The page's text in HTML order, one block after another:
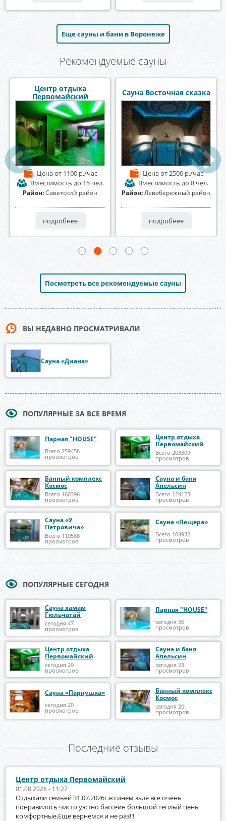
Еще сауны и бани в Воронеже
Рекомендуемые сауны
СПА комплекс СолеМио
Ценаот 2500 р./час
Вместимость до 20 чел.
Район:Центральный район
подробнее
Сауна Эдесса
Ценаот 600 р./час
Вместимость до 12 чел.
Район:Коминтерновский
подробнее
Посмотреть все рекомендуемые сауны
ВЫ НЕДАВНО ПРОСМАТРИВАЛИ
Сауна «Диана»
ПОПУЛЯРНЫЕ ЗА ВСЕ ВРЕМЯ
Парная "HOUSE"
Всего 259458
просмотров
Центр отдыха
Первомайский
Всего 203309
просмотров
Банный комплекс
Космос
Всего 160396
просмотров
Сауна и баня
Апельсин
Всего 124123
просмотров
Сауна «У
Петровича»
Всего 110588
просмотров
Сауна «Пещера»
Всего 104932
просмотров
ПОПУЛЯРНЫЕ СЕГОДНЯ
Сауна хамам
Гюльчатай
сегодня 47
просмотров
Парная "HOUSE"
сегодня 36
просмотров
Центр отдыха
Первомайский
сегодня 29
просмотров
Сауна и баня
Апельсин
сегодня 23
просмотров
Сауна «Парнушка»
сегодня 20
просмотров
Банный комплекс
Космос
сегодня 20
просмотров
Последние отзывы
Центр отдыха Первомайский
01.08.2026 - 11:27
Отдыхали семьёй 31.07.2026г.в синем зале всё очень
понравилось чисто уютно бассеин большой теплый цены
комфортные.Ещё вернёмся и не раз!!!